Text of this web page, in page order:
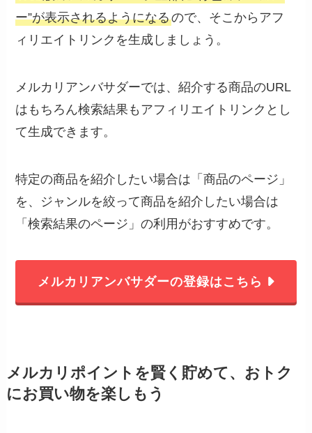
ー”が表示されるようになるので、そこからアフ
ィリエイトリンクを生成しましょう。
メルカリアンバサダーでは、紹介する商品のURL
はもちろん検索結果もアフィリエイトリンクとし
て生成できます。
特定の商品を紹介したい場合は「商品のページ」
を、ジャンルを絞って商品を紹介したい場合は
「検索結果のページ」の利用がおすすめです。
メルカリアンバサダーの登録はこちら
メルカリポイントを賢く貯めて、おトク
にお買い物を楽しもう